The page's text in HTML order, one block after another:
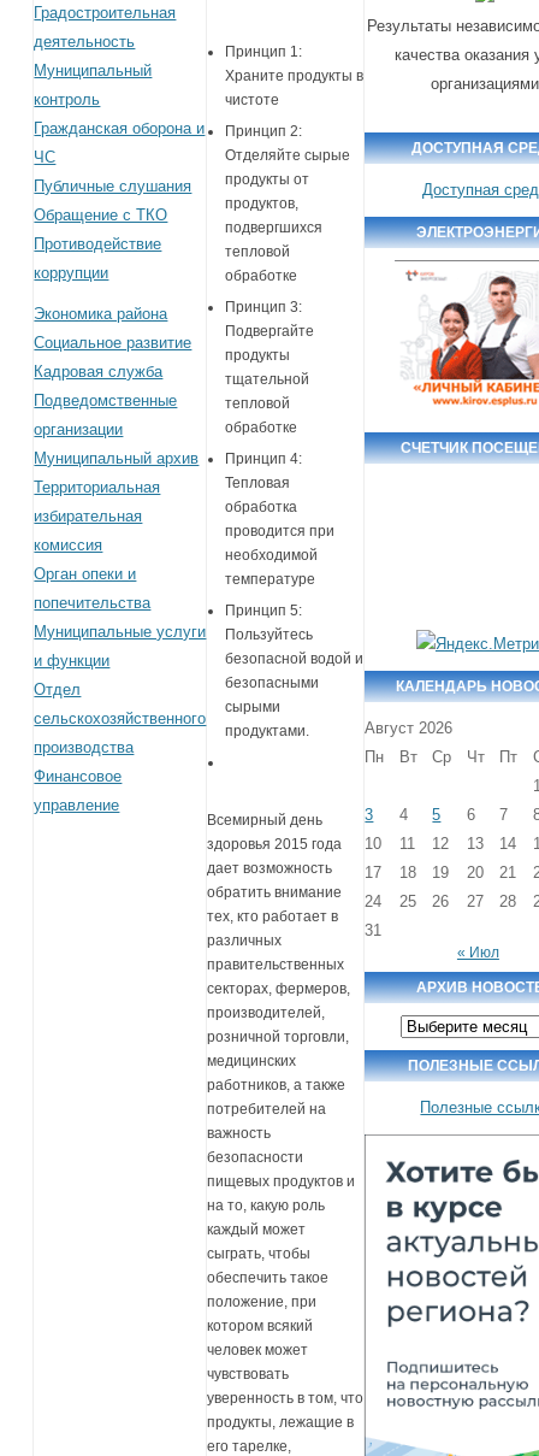
Градостроительная
деятельность
Муниципальный
контроль
Гражданская оборона и
ЧС
Публичные слушания
Обращение с ТКО
Противодействие
коррупции
Экономика района
Социальное развитие
Кадровая служба
Подведомственные
организации
Муниципальный архив
Территориальная
избирательная
комиссия
Орган опеки и
попечительства
Муниципальные услуги
и функции
Отдел
сельскохозяйственного
производства
Финансовое
управление
Принцип 1:
Храните продукты в
чистоте
Принцип 2:
Отделяйте сырые
продукты от
продуктов,
подвергшихся
тепловой
обработке
Принцип 3:
Подвергайте
продукты
тщательной
тепловой
обработке
Принцип 4:
Тепловая
обработка
проводится при
необходимой
температуре
Принцип 5:
Пользуйтесь
безопасной водой и
безопасными
сырыми
продуктами.
Всемирный день
здоровья 2015 года
дает возможность
обратить внимание
тех, кто работает в
различных
правительственных
секторах, фермеров,
производителей,
розничной торговли,
медицинских
работников, а также
потребителей на
важность
безопасности
пищевых продуктов и
на то, какую роль
каждый может
сыграть, чтобы
обеспечить такое
положение, при
котором всякий
человек может
чувствовать
уверенность в том, что
продукты, лежащие в
его тарелке,
Результаты
качества оказания
организациями
ДОСТУПНАЯ
Доступная
СЧЕТЧИК
КАЛЕНДАРЬ
Август 2026
Пн
Вт Ср Чт Пт
3
4 5 6 7
10
11 12 13 14
17
18 19 20 21
24
25 26 27 28
31
« Июл
АРХИВ
Архив
новостей
ПОЛЕЗНЫЕ
Полезные